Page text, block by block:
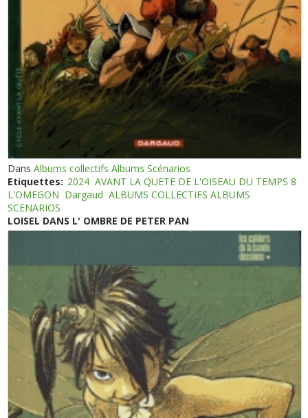
DansAlbums collectifs Albums Scénarios
Etiquettes: 2024 AVANT LA QUETE DE L'OISEAU DU TEMPS 8
L'OMEGON Dargaud ALBUMS COLLECTIFS ALBUMS
SCENARIOS
LOISEL DANS L' OMBRE DE PETER PAN